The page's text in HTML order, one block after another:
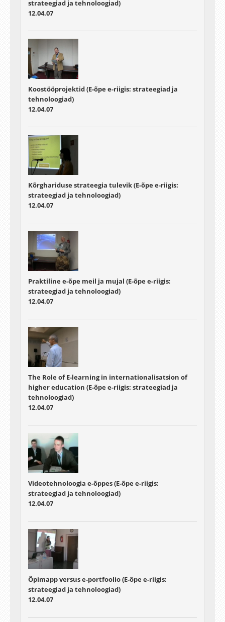
strateegiad ja tehnoloogiad)
12.04.07
Koostööprojektid (E-õpe e-riigis: strateegiad ja
tehnoloogiad)
12.04.07
Kõrghariduse strateegia tulevik (E-õpe e-riigis:
strateegiad ja tehnoloogiad)
12.04.07
Praktiline e-õpe meil ja mujal (E-õpe e-riigis:
strateegiad ja tehnoloogiad)
12.04.07
The Role of E-learning in internationalisatsion of
higher education (E-õpe e-riigis: strateegiad ja
tehnoloogiad)
12.04.07
Videotehnoloogia e-õppes (E-õpe e-riigis:
strateegiad ja tehnoloogiad)
12.04.07
Õpimapp versus e-portfoolio (E-õpe e-riigis:
strateegiad ja tehnoloogiad)
12.04.07